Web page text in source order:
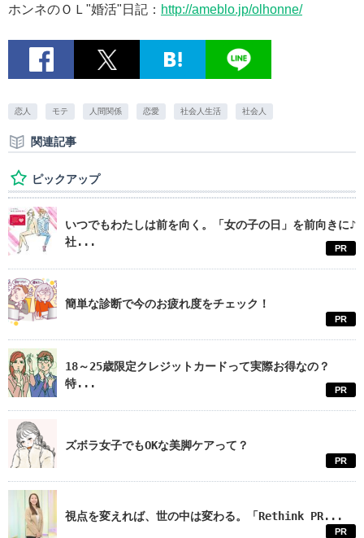
ホンネのＯＬ"婚活"日記： http://ameblo.jp/olhonne/
恋人 モテ 人間関係 恋愛 社会人生活 社会人
関連記事
ピックアップ
いつでもわたしは前を向く。「女の子の日」を前向きに♪
社...
PR
簡単な診断で今のお疲れ度をチェック！
PR
18～25歳限定クレジットカードって実際お得なの？
特...
PR
ズボラ女子でもOKな美脚ケアって？
PR
視点を変えれば、世の中は変わる。「Rethink PR...
PR